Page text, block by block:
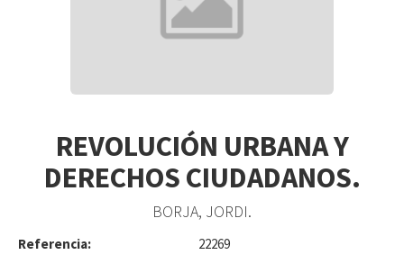
REVOLUCIÓN URBANA Y
DERECHOS CIUDADANOS.
BORJA, JORDI.
Referencia: 22269